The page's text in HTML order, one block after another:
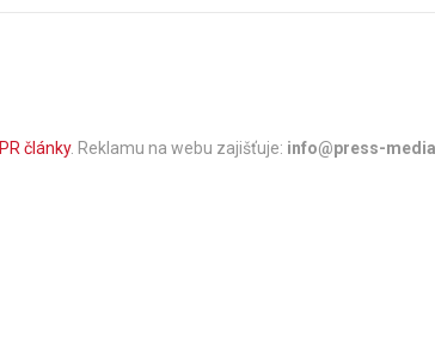
PR články. Reklamu na webu zajišťuje: info@press-